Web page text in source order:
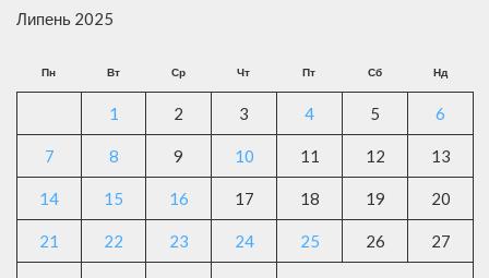
Липень 2025
Пн Вт Ср Чт Пт Сб Нд
1 2 3 4 5 6
7 8 9 10 11 12 13
14 15 16 17 18 19 20
21 22 23 24 25 26 27